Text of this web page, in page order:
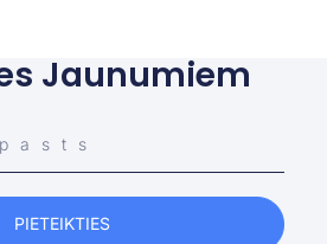
Jaunumiem
PIETEIKTIES